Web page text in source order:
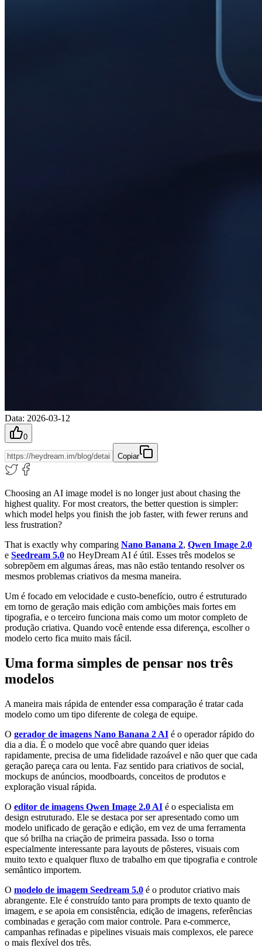
Data: 2026-03-12
0
Copiar
Choosing an AI image model is no longer just about chasing the
highest quality. For most creators, the better question is simpler:
which model helps you finish the job faster, with fewer reruns and
less frustration?
That is exactly why comparing Nano Banana 2, Qwen Image 2.0
e Seedream 5.0 no HeyDream AI é útil. Esses três modelos se
sobrepõem em algumas áreas, mas não estão tentando resolver os
mesmos problemas criativos da mesma maneira.
Um é focado em velocidade e custo-benefício, outro é estruturado
em torno de geração mais edição com ambições mais fortes em
tipografia, e o terceiro funciona mais como um motor completo de
produção criativa. Quando você entende essa diferença, escolher o
modelo certo fica muito mais fácil.
Uma forma simples de pensar nos três
modelos
A maneira mais rápida de entender essa comparação é tratar cada
modelo como um tipo diferente de colega de equipe.
O gerador de imagens Nano Banana 2 AI é o operador rápido do
dia a dia. É o modelo que você abre quando quer ideias
rapidamente, precisa de uma fidelidade razoável e não quer que cada
geração pareça cara ou lenta. Faz sentido para criativos de social,
mockups de anúncios, moodboards, conceitos de produtos e
exploração visual rápida.
O editor de imagens Qwen Image 2.0 AI é o especialista em
design estruturado. Ele se destaca por ser apresentado como um
modelo unificado de geração e edição, em vez de uma ferramenta
que só brilha na criação de primeira passada. Isso o torna
especialmente interessante para layouts de pôsteres, visuais com
muito texto e qualquer fluxo de trabalho em que tipografia e controle
semântico importem.
O modelo de imagem Seedream 5.0 é o produtor criativo mais
abrangente. Ele é construído tanto para prompts de texto quanto de
imagem, e se apoia em consistência, edição de imagens, referências
combinadas e geração com maior controle. Para e-commerce,
campanhas refinadas e pipelines visuais mais complexos, ele parece
o mais flexível dos três.